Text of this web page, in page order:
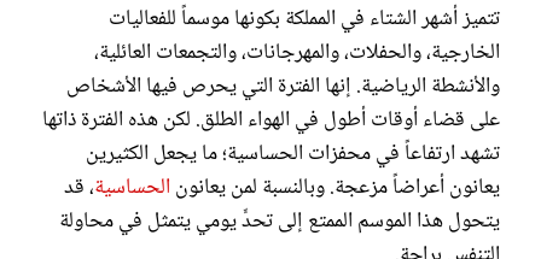
تتميز أشهر الشتاء في المملكة بكونها موسماً للفعاليات
الخارجية، والحفلات، والمهرجانات، والتجمعات العائلية،
والأنشطة الرياضية. إنها الفترة التي يحرص فيها الأشخاص
على قضاء أوقات أطول في الهواء الطلق. لكن هذه الفترة ذاتها
تشهد ارتفاعاً في محفزات الحساسية؛ ما يجعل الكثيرين
يعانون أعراضاً مزعجة. وبالنسبة لمن يعانون الحساسية، قد
يتحول هذا الموسم الممتع إلى تحدٍّ يومي يتمثل في محاولة